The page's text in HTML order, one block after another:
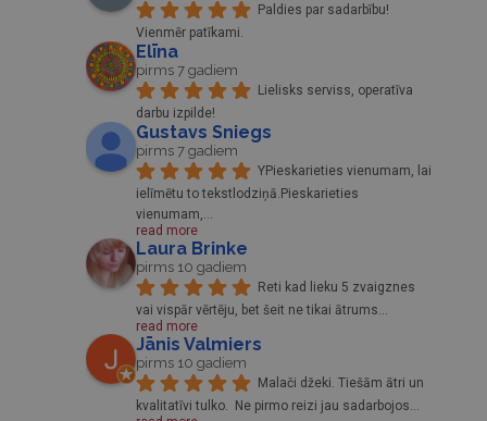
Paldies par sadarbību!
Vienmēr patīkami.
Elīna
pirms 7 gadiem
Lielisks serviss, operatīva
darbu izpilde!
Gustavs Sniegs
pirms 7 gadiem
YPieskarieties vienumam, lai
ielīmētu to tekstlodziņā.Pieskarieties
vienumam,...
read more
Laura Brinke
pirms 10 gadiem
Reti kad lieku 5 zvaigznes
vai vispār vērtēju, bet šeit ne tikai ātrums
read more
Jānis Valmiers
pirms 10 gadiem
Malači džeki. Tiešām ātri un
kvalitatīvi tulko.  Ne pirmo reizi jau sadarbojos